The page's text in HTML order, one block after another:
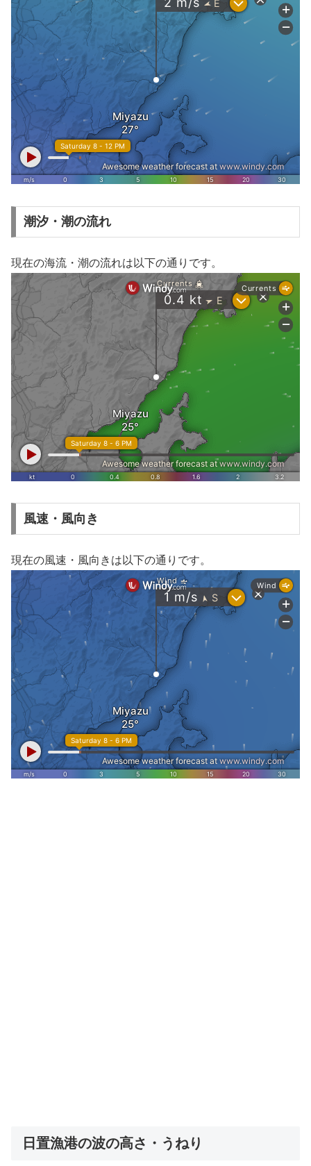
潮汐・潮の流れ
現在の海流・潮の流れは以下の通りです。
風速・風向き
現在の風速・風向きは以下の通りです。
日置漁港の波の高さ・うねり